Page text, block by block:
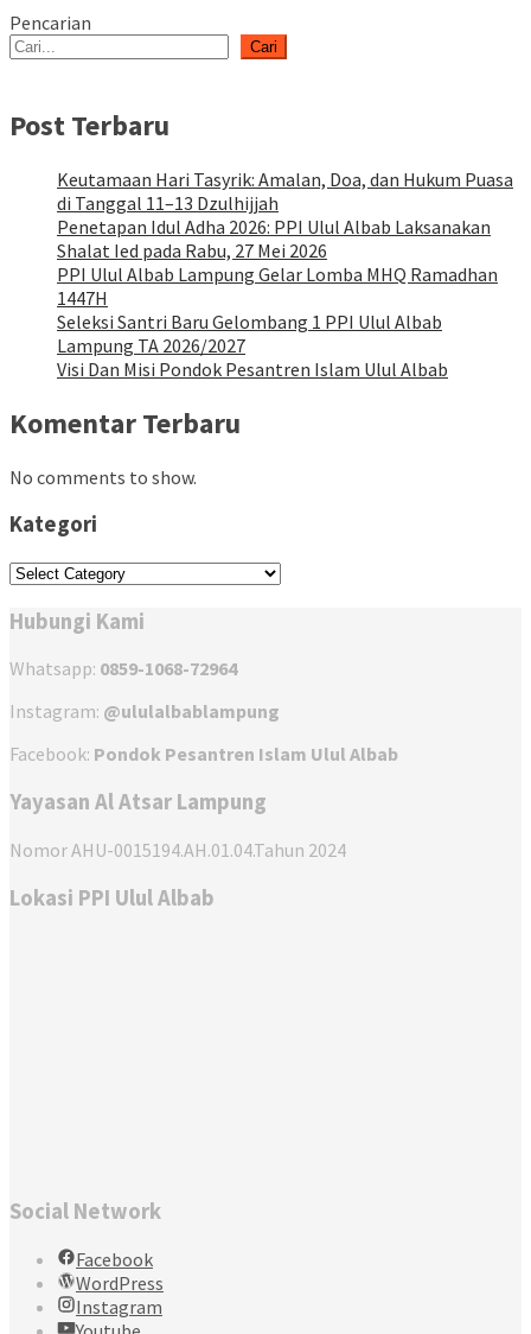
Pencarian
Cari
Post Terbaru
Keutamaan Hari Tasyrik: Amalan, Doa, dan Hukum Puasa
di Tanggal 11–13 Dzulhijjah
Penetapan Idul Adha 2026: PPI Ulul Albab Laksanakan
Shalat Ied pada Rabu, 27 Mei 2026
PPI Ulul Albab Lampung Gelar Lomba MHQ Ramadhan
1447H
Seleksi Santri Baru Gelombang 1 PPI Ulul Albab
Lampung TA 2026/2027
Visi Dan Misi Pondok Pesantren Islam Ulul Albab
Komentar Terbaru
No comments to show.
Kategori
Kategori
Hubungi Kami
Whatsapp: 0859-1068-72964
Instagram: @ululalbablampung
Facebook: Pondok Pesantren Islam Ulul Albab
Yayasan Al Atsar Lampung
Nomor AHU-0015194.AH.01.04.Tahun 2024
Lokasi PPI Ulul Albab
Social Network
Facebook
WordPress
Instagram